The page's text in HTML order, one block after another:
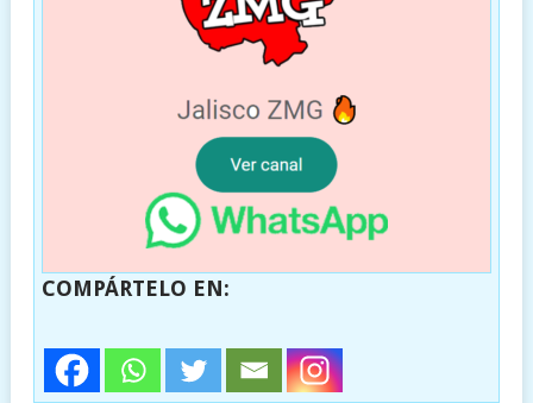
COMPÁRTELO EN: